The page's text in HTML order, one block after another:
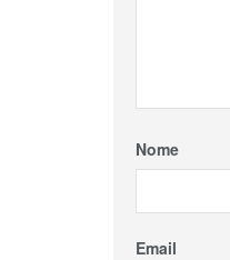
Nome
Email